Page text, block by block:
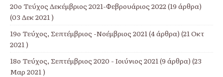
20ο Τεύχος Δεκέμβριος 2021-Φεβρουάριος 2022(19 άρθρα)
(03 Δεκ 2021 )
19ο Τεύχος, Σεπτέμβριος -Νοέμβριος 2021 (4 άρθρα) (21 Οκτ
2021 )
18ο Τεύχος, Σεπτέμβριος 2020 - Ιοιύνιος 2021 (9 άρθρα) (23
Μαρ 2021 )